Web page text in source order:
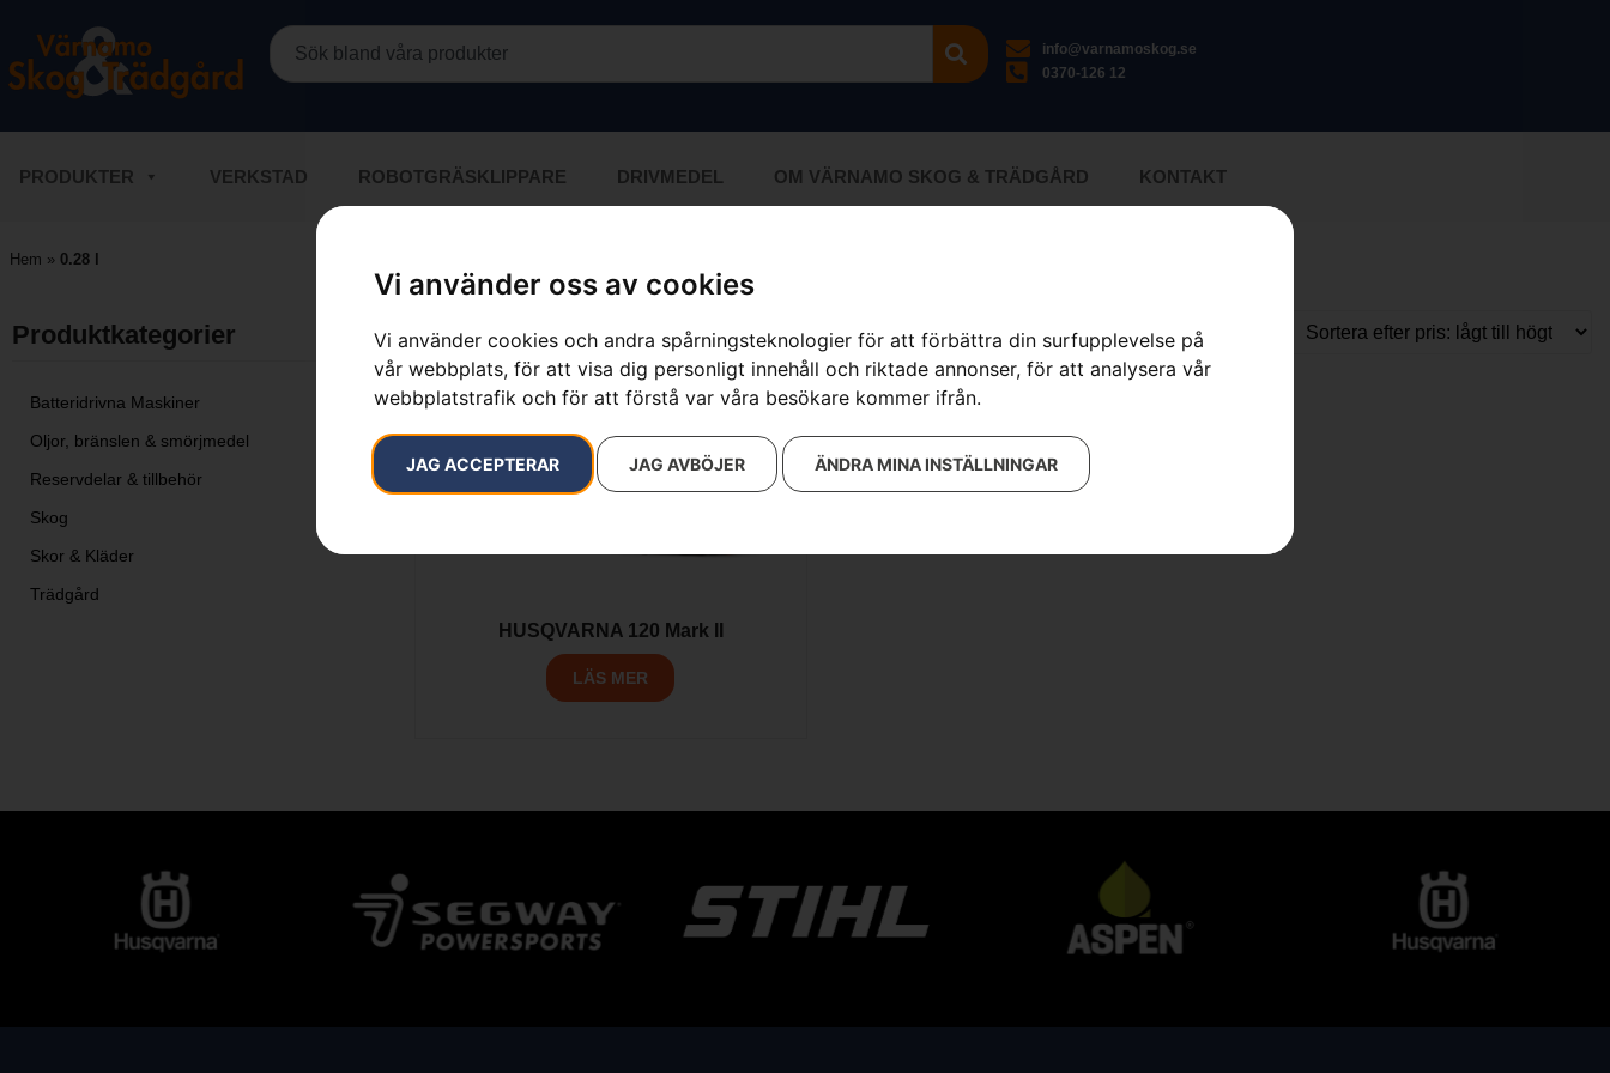
Vi använder oss av cookies
Vi använder cookies och andra spårningsteknologier för att förbättra din surfupplevelse på
vår webbplats, för att visa dig personligt innehåll och riktade annonser, för att analysera vår
webbplatstrafik och för att förstå var våra besökare kommer ifrån.
JAG ACCEPTERAR JAG AVBÖJER ÄNDRA MINA INSTÄLLNINGAR
info@varnamoskog.se
0370-126 12
PRODUKTER VERKSTAD ROBOTGRÄSKLIPPARE DRIVMEDEL OM VÄRNAMO SKOG & TRÄDGÅRD KONTAKT
Hem » 0.28 l
Produktkategorier​
Batteridrivna Maskiner
Oljor, bränslen & smörjmedel
Reservdelar & tillbehör
Skog
Skor & Kläder
Trädgård
HUSQVARNA 120 Mark II
LÄS MER